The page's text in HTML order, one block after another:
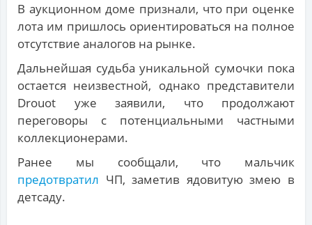
В аукционном доме признали, что при оценке
лота им пришлось ориентироваться на полное
отсутствие аналогов на рынке.
Дальнейшая судьба уникальной сумочки пока
остается неизвестной, однако представители
Drouot уже заявили, что продолжают
переговоры с потенциальными частными
коллекционерами.
Ранее мы сообщали, что мальчик
предотвратил ЧП, заметив ядовитую змею в
детсаду.